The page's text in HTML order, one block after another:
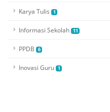
Karya Tulis 1
Informasi Sekolah 11
PPDB 6
Inovasi Guru 1